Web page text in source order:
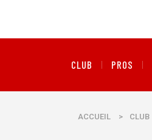
CLUB PROS
ACCUEIL > CLUB